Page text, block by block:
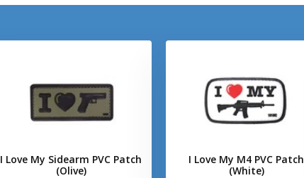
I Love My Sidearm PVC Patch
(Olive)
I Love My M4 PVC Patch
(White)